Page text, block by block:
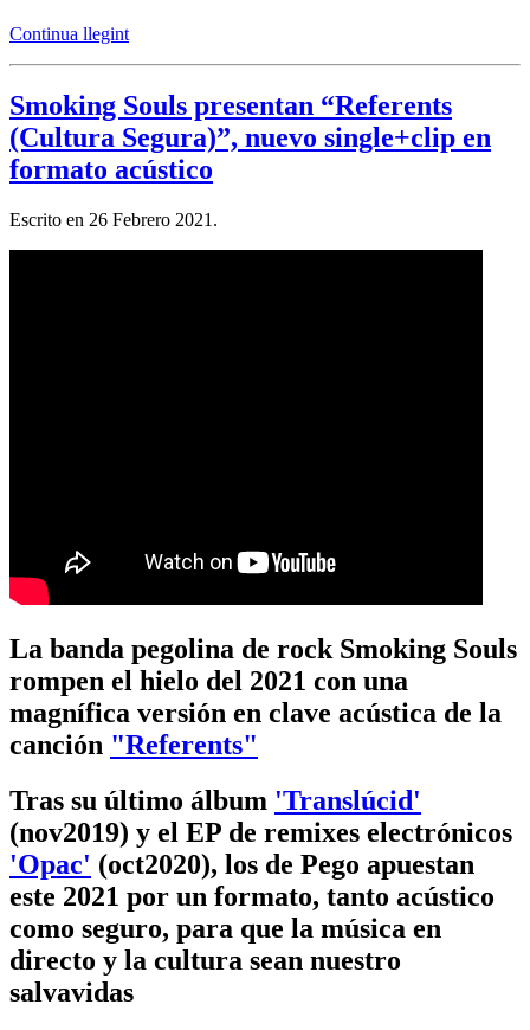
Continua llegint
Smoking Souls presentan “Referents
(Cultura Segura)”, nuevo single+clip en
formato acústico
Escrito en 26 Febrero 2021 .
La banda pegolina de rock Smoking Souls
rompen el hielo del 2021 con una
magnífica versión en clave acústica de la
canción "Referents"
Tras su último álbum 'Translúcid'
(nov2019) y el EP de remixes electrónicos
'Opac' (oct2020), los de Pego apuestan
este 2021 por un formato, tanto acústico
como seguro, para que la música en
directo y la cultura sean nuestro
salvavidas